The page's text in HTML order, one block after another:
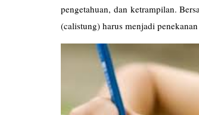
pengetahuan, dan ketrampilan.
(calistung) harus menjadi